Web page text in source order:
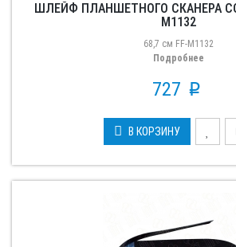
ШЛЕЙФ ПЛАНШЕТНОГО СКАНЕРА
M1132
68,7 см FF-M1132
Подробнее
727 p
В КОРЗИНУ